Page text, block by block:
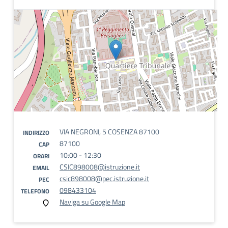
INDIRIZZO VIA NEGRONI, 5 COSENZA 87100
CAP 87100
ORARI 10:00 - 12:30
EMAIL CSIC898008@istruzione.it
PEC csic898008@pec.istruzione.it
TELEFONO
098433104
Naviga su Google Map